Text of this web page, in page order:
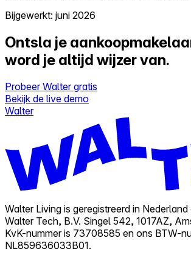
Bijgewerkt: juni 2026
Ontsla je
word je altijd wijzer van.
Probeer Walter gratis
Bekijk de live demo
Walter
Walter Living is geregistreerd in
Walter Tech, B.V. Singel 542, 1017AZ,
KvK-nummer is 73708585 en ons BTW-
NL859636033B01.